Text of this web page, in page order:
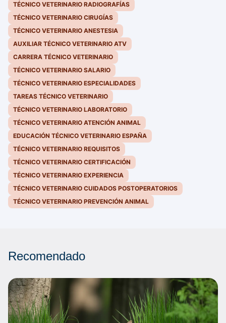
TÉCNICO VETERINARIO RADIOGRAFÍAS
TÉCNICO VETERINARIO CIRUGÍAS
TÉCNICO VETERINARIO ANESTESIA
AUXILIAR TÉCNICO VETERINARIO ATV
CARRERA TÉCNICO VETERINARIO
TÉCNICO VETERINARIO SALARIO
TÉCNICO VETERINARIO ESPECIALIDADES
TAREAS TÉCNICO VETERINARIO
TÉCNICO VETERINARIO LABORATORIO
TÉCNICO VETERINARIO ATENCIÓN ANIMAL
EDUCACIÓN TÉCNICO VETERINARIO ESPAÑA
TÉCNICO VETERINARIO REQUISITOS
TÉCNICO VETERINARIO CERTIFICACIÓN
TÉCNICO VETERINARIO EXPERIENCIA
TÉCNICO VETERINARIO CUIDADOS POSTOPERATORIOS
TÉCNICO VETERINARIO PREVENCIÓN ANIMAL
Recomendado